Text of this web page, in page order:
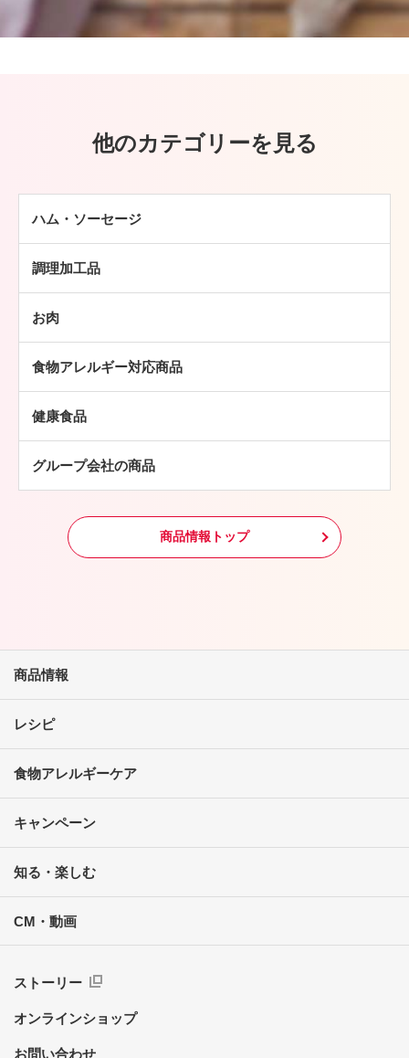
他のカテゴリーを見る
ハム・ソーセージ
ソーセージ
その他
調理加工品
チキン加工品
パン・ピザ
常温食品
冷凍食品
その他
お肉
鶏肉
食物アレルギー対応商品
健康食品
グループ会社の商品
商品情報トップ
商品情報
レシピ
食物アレルギーケア
キャンペーン
知る・楽しむ
CM・動画
ストーリー
オンラインショップ
お問い合わせ